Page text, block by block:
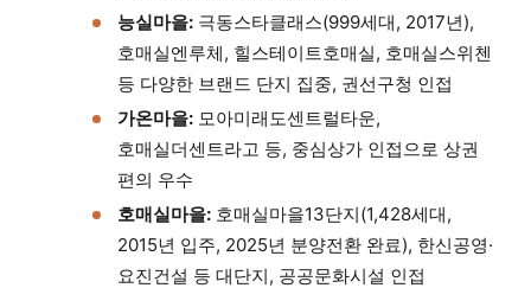
능실마을: 극동스타클래스(999세대, 2017년),
호매실엔루체, 힐스테이트호매실, 호매실스위첸
등 다양한 브랜드 단지 집중, 권선구청 인접
가온마을: 모아미래도센트럴타운,
호매실더센트라고 등, 중심상가 인접으로 상권
편의 우수
호매실마을: 호매실마을13단지(1,428세대,
2015년 입주, 2025년 분양전환 완료), 한신공영·
요진건설 등 대단지, 공공문화시설 인접